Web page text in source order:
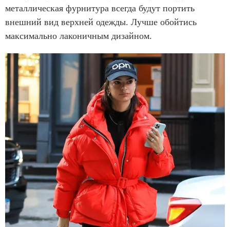
металлическая фурнитура всегда будут портить
внешний вид верхней одежды. Лучше обойтись
максимально лаконичным дизайном.